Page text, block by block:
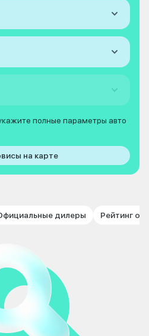
полные параметры авто
на карте
дилеры Рейтинг